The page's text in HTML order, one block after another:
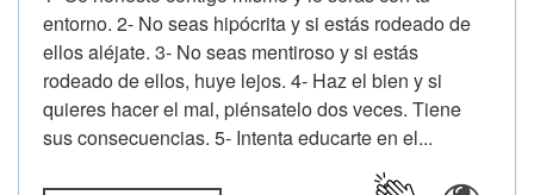
entorno. 2- No seas hipócrita y si estás rodeado de
ellos aléjate. 3- No seas mentiroso y si estás
rodeado de ellos, huye lejos. 4- Haz el bien y si
quieres hacer el mal, piénsatelo dos veces. Tiene
sus consecuencias. 5- Intenta educarte en el...